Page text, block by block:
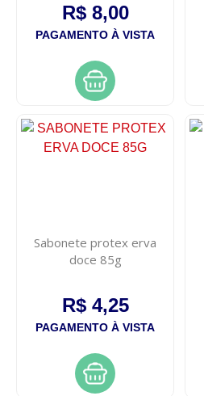
R$ 8,00
PAGAMENTO À VISTA
Sabonete protex erva
doce 85g
R$ 4,25
PAGAMENTO À VISTA